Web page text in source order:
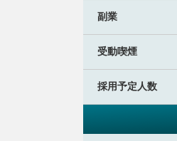
副業
受動喫煙
採用予定人数